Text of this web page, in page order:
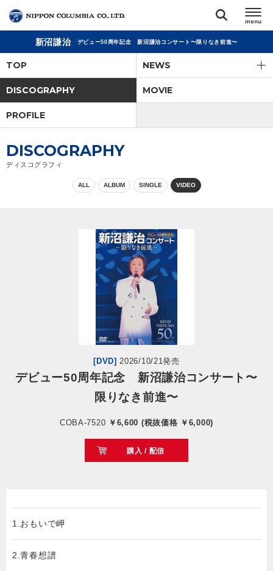
閉じる
アーティスト
ジャンル
お問い合わせ
新沼謙治 デビュー50周年記念 新沼謙治コンサート〜限りなき前進〜
TOP NEWS
DISCOGRAPHY MOVIE
PROFILE
DISCOGRAPHY
ディスコグラフィ
ALL ALBUM SINGLE VIDEO
[DVD] 2026/10/21発売
デビュー50周年記念 新沼謙治コンサート〜
限りなき前進〜
COBA-7520 ￥6,600 (税抜価格 ￥6,000)
購入 / 配信
1.おもいで岬
2.青春想譜